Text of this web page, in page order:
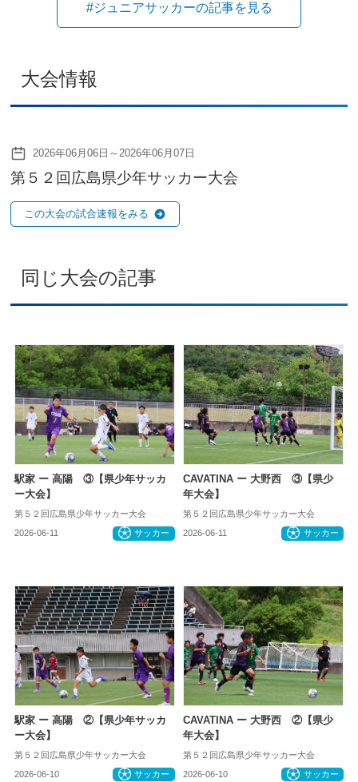
#ジュニアサッカーの記事を見る
大会情報
2026年06月06日～2026年06月07日
第５２回広島県少年サッカー大会
この大会の試合速報をみる
同じ大会の記事
駅家 ー 高陽 ③【県少年サッカ
ー大会】
第５２回広島県少年サッカー大会
2026-06-11 サッカー
CAVATINA ー 大野西 ③【県少
年大会】
第５２回広島県少年サッカー大会
2026-06-11 サッカー
駅家 ー 高陽 ②【県少年サッカ
ー大会】
第５２回広島県少年サッカー大会
2026-06-10 サッカー
CAVATINA ー 大野西 ②【県少
年大会】
第５２回広島県少年サッカー大会
2026-06-10 サッカー